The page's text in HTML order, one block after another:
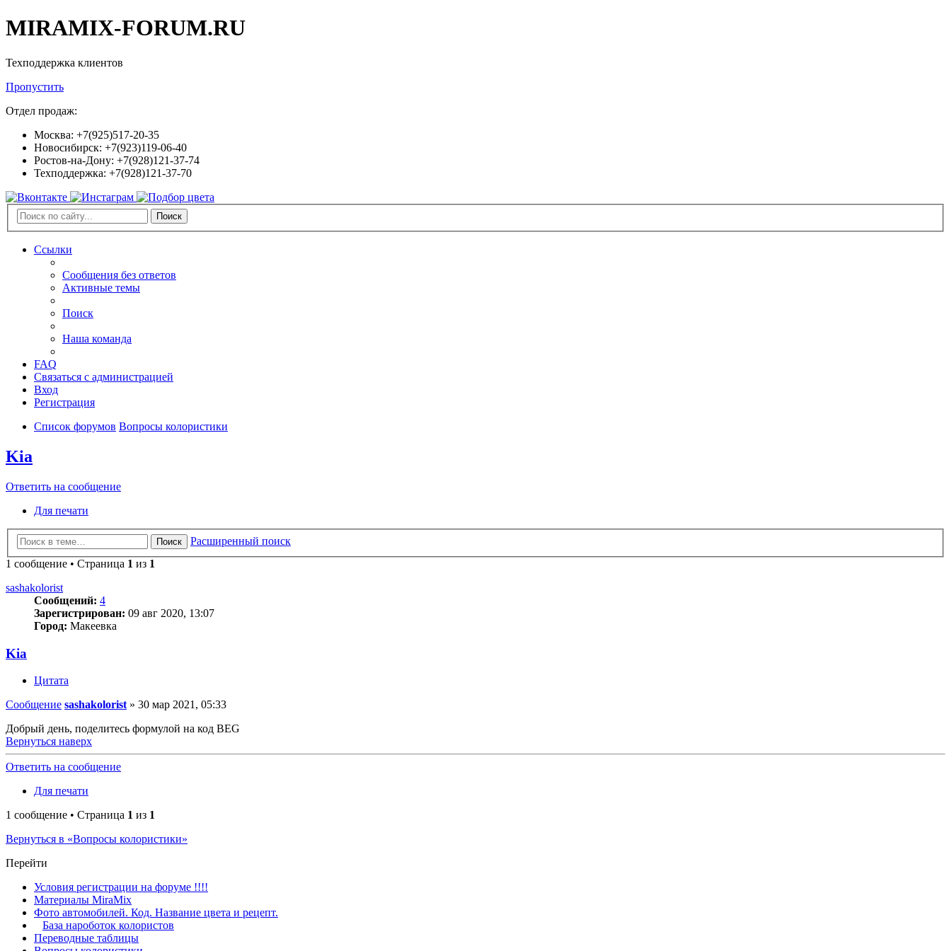
MIRAMIX-FORUM.RU
Техподдержка клиентов
Пропустить
Отдел продаж:
Москва: +7(925)517-20-35
Новосибирск: +7(923)119-06-40
Ростов-на-Дону: +7(928)121-37-74
Техподдержка: +7(928)121-37-70
Поиск
Ссылки
Сообщения без ответов
Активные темы
Поиск
Наша команда
FAQ
Связаться с администрацией
Вход
Регистрация
Список форумов Вопросы колористики
Kia
Ответить на сообщение
Для печати
Поиск
Расширенный поиск
1 сообщение • Страница 1 из 1
sashakolorist
Сообщений: 4
Зарегистрирован: 09 авг 2020, 13:07
Город: Макеевка
Kia
Цитата
Сообщение sashakolorist » 30 мар 2021, 05:33
Добрый день, поделитесь формулой на код BEG
Вернуться наверх
Ответить на сообщение
Для печати
1 сообщение • Страница 1 из 1
Вернуться в «Вопросы колористики»
Перейти
Условия регистрации на форуме !!!!
Материалы MiraMix
Фото автомобилей. Код. Название цвета и рецепт.
База нароботок колористов
Переводные таблицы